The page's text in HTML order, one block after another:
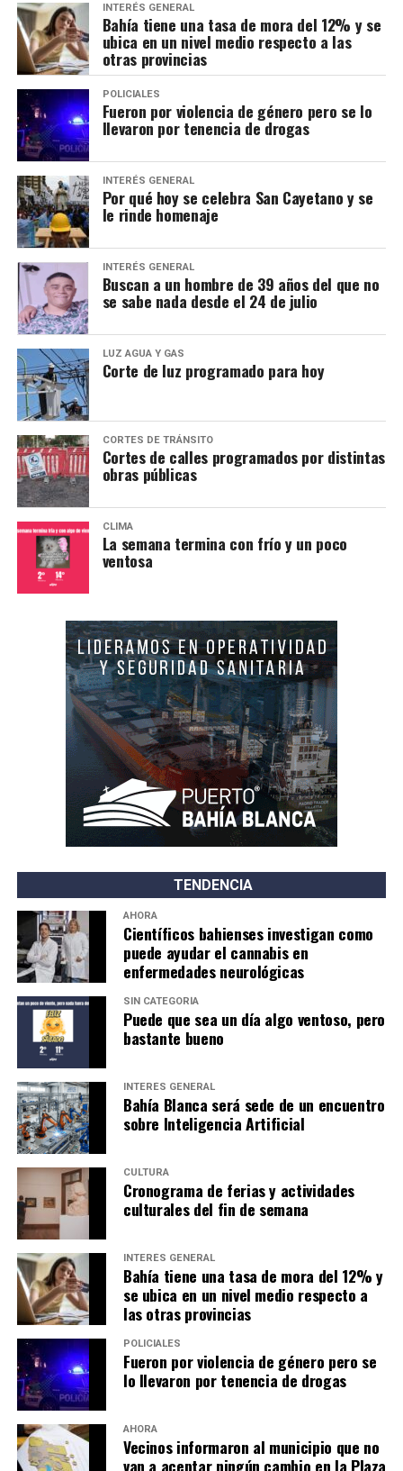
INTERÉS GENERAL
Bahía tiene una tasa de mora del 12% y se
ubica en un nivel medio respecto a las
otras provincias
POLICIALES
Fueron por violencia de género pero se lo
llevaron por tenencia de drogas
INTERÉS GENERAL
Por qué hoy se celebra San Cayetano y se
le rinde homenaje
INTERÉS GENERAL
Buscan a un hombre de 39 años del que no
se sabe nada desde el 24 de julio
LUZ AGUA Y GAS
Corte de luz programado para hoy
CORTES DE TRÁNSITO
Cortes de calles programados por distintas
obras públicas
CLIMA
La semana termina con frío y un poco
ventosa
TENDENCIA
AHORA
Científicos bahienses investigan como
puede ayudar el cannabis en
enfermedades neurológicas
SIN CATEGORÍA
Puede que sea un día algo ventoso, pero
bastante bueno
INTERÉS GENERAL
Bahía Blanca será sede de un encuentro
sobre Inteligencia Artificial
CULTURA
Cronograma de ferias y actividades
culturales del fin de semana
INTERÉS GENERAL
Bahía tiene una tasa de mora del 12% y
se ubica en un nivel medio respecto a
las otras provincias
POLICIALES
Fueron por violencia de género pero se
lo llevaron por tenencia de drogas
AHORA
Vecinos informaron al municipio que no
van a aceptar ningún cambio en la Plaza